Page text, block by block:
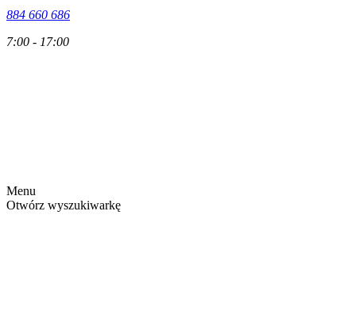
884 660 686
7:00 - 17:00
Menu
Otwórz wyszukiwarkę